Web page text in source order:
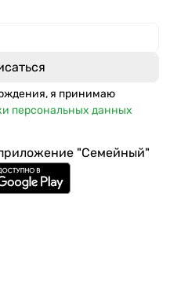
я принимаю
персональных данных
"Семейный"